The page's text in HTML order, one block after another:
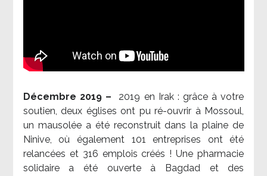
Décembre 2019 – 2019 en Irak : grâce à votre
soutien, deux églises ont pu ré-ouvrir à Mossoul,
un mausolée a été reconstruit dans la plaine de
Ninive, où également 101 entreprises ont été
relancées et 316 emplois créés ! Une pharmacie
solidaire a été ouverte à Bagdad et des